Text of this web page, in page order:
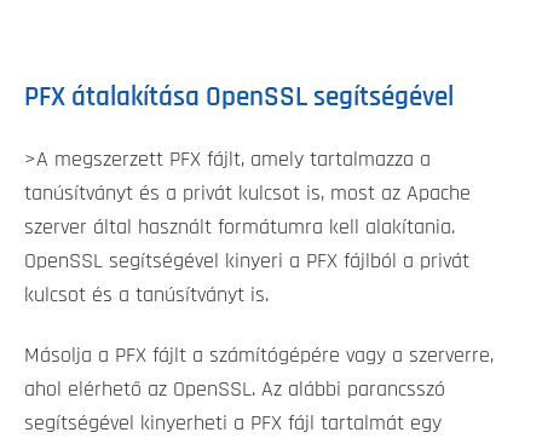
PFX átalakítása OpenSSL segítségével
>A megszerzett PFX fájlt, amely tartalmazza a
tanúsítványt és a privát kulcsot is, most az Apache
szerver által használt formátumra kell alakítania.
OpenSSL segítségével kinyeri a PFX fájlból a privát
kulcsot és a tanúsítványt is.
Másolja a PFX fájlt a számítógépére vagy a szerverre,
ahol elérhető az OpenSSL. Az alábbi parancsszó
segítségével kinyerheti a PFX fájl tartalmát egy